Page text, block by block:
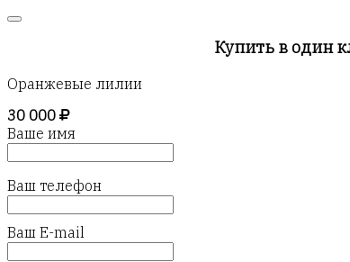
Купить в один
Оранжевые лилии
30 000
Ваше имя
Ваш телефон
Ваш E-mail